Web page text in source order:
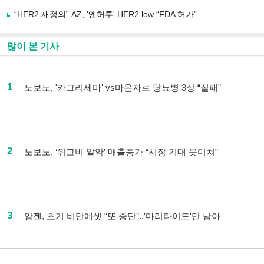
“HER2 재정의” AZ, '엔허투' HER2 low “FDA 허가”
많이 본 기사
1 노보노, '카그리세마' vs마운자로 당뇨병 3상 “실패”
2 노보노, ‘위고비 알약’ 매출증가 “시장 기대 못미쳐”
3 암젠, 초기 비만에셋 “또 중단”..'마리타이드'만 남아